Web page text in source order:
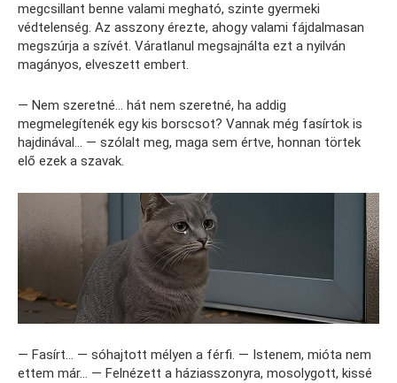
megcsillant benne valami megható, szinte gyermeki
védtelenség. Az asszony érezte, ahogy valami fájdalmasan
megszúrja a szívét. Váratlanul megsajnálta ezt a nyilván
magányos, elveszett embert.
— Nem szeretné… hát nem szeretné, ha addig
megmelegítenék egy kis borscsot? Vannak még fasírtok is
hajdinával… — szólalt meg, maga sem értve, honnan törtek
elő ezek a szavak.
— Fasírt… — sóhajtott mélyen a férfi. — Istenem, mióta nem
ettem már… — Felnézett a háziasszonyra, mosolygott, kissé